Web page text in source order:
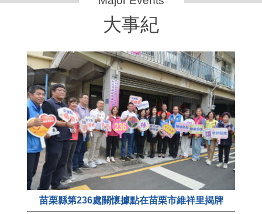
大事紀
苗栗縣第236處關懷據點在苗栗市維祥里揭牌